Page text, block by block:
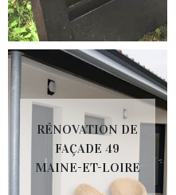
RÉNOVATION DE
FAÇADE 49
MAINE-ET-LOIRE